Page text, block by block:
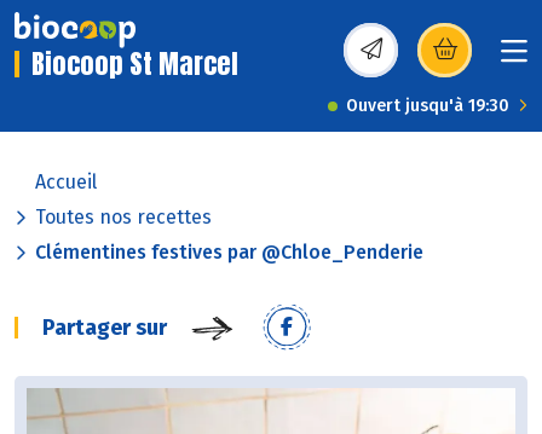
Biocoop St Marcel (s’ouvre dans une
Ouvert jusqu'à 19:30
Accueil
Toutes nos recettes
Clémentines festives par @Chloe_Penderie
Partager sur